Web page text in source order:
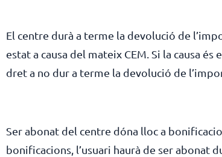
El centre durà a terme la devolució de
estat a causa del mateix CEM. Si la causa
dret a no dur a terme la devolució de
Ser abonat del centre dóna lloc a
bonificacions, l’usuari haurà de ser abonat